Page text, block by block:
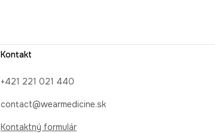
Kontakt
+421 221 021 440
contact@wearmedicine.sk
Kontaktný formulár